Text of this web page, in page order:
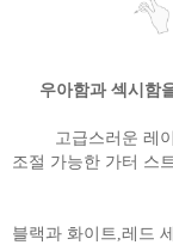
우아함과 섹시함
고급스러운 레
조절 가능한 가터 스
블랙과 화이트,레드